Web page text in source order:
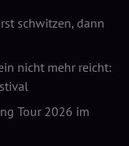
schwitzen, dann
nicht mehr reicht:
Tour 2026 im